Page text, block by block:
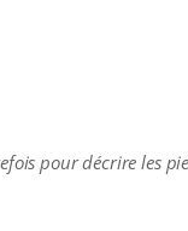
pour décrire les